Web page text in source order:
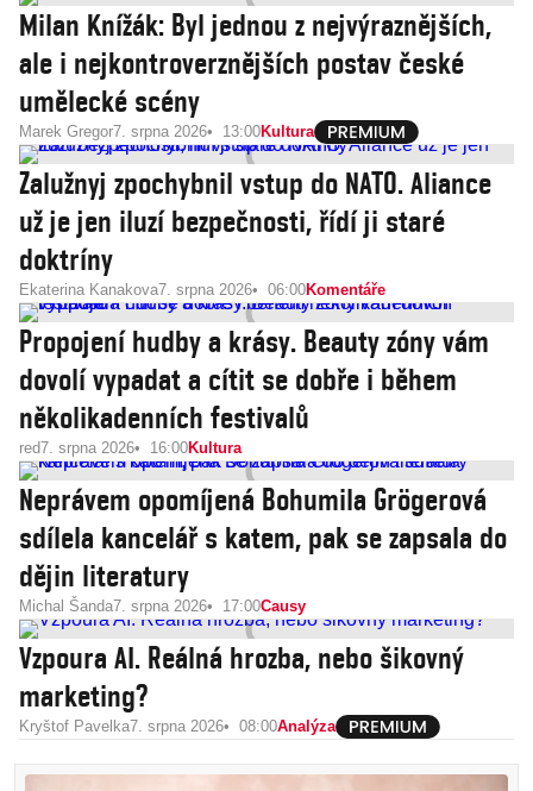
Milan Knížák: Byl jednou z nejvýraznějších,
ale i nejkontroverznějších postav české
umělecké scény
Marek Gregor7. srpna 2026 13:00Kultura
Zalužnyj zpochybnil vstup do NATO. Aliance
už je jen iluzí bezpečnosti, řídí ji staré
doktríny
Ekaterina Kanakova7. srpna 2026 06:00Komentáře
Propojení hudby a krásy. Beauty zóny vám
dovolí vypadat a cítit se dobře i během
několikadenních festivalů
red7. srpna 2026 16:00Kultura
Neprávem opomíjená Bohumila Grögerová
sdílela kancelář s katem, pak se zapsala do
dějin literatury
Michal Šanda7. srpna 2026 17:00Causy
Vzpoura AI. Reálná hrozba, nebo šikovný
marketing?
Kryštof Pavelka7. srpna 2026 08:00Analýza